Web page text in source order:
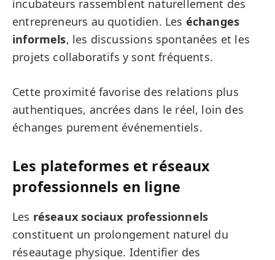
incubateurs rassemblent naturellement des
entrepreneurs au quotidien. Les échanges
informels, les discussions spontanées et les
projets collaboratifs y sont fréquents.
Cette proximité favorise des relations plus
authentiques, ancrées dans le réel, loin des
échanges purement événementiels.
Les plateformes et réseaux
professionnels en ligne
Les réseaux sociaux professionnels
constituent un prolongement naturel du
réseautage physique. Identifier des